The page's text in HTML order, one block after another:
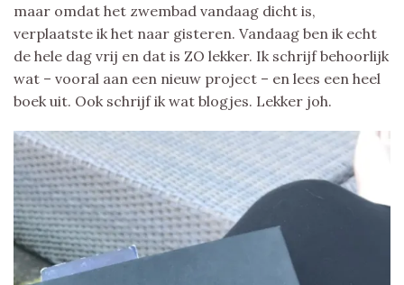
maar omdat het zwembad vandaag dicht is,
verplaatste ik het naar gisteren. Vandaag ben ik echt
de hele dag vrij en dat is ZO lekker. Ik schrijf behoorlijk
wat – vooral aan een nieuw project – en lees een heel
boek uit. Ook schrijf ik wat blogjes. Lekker joh.